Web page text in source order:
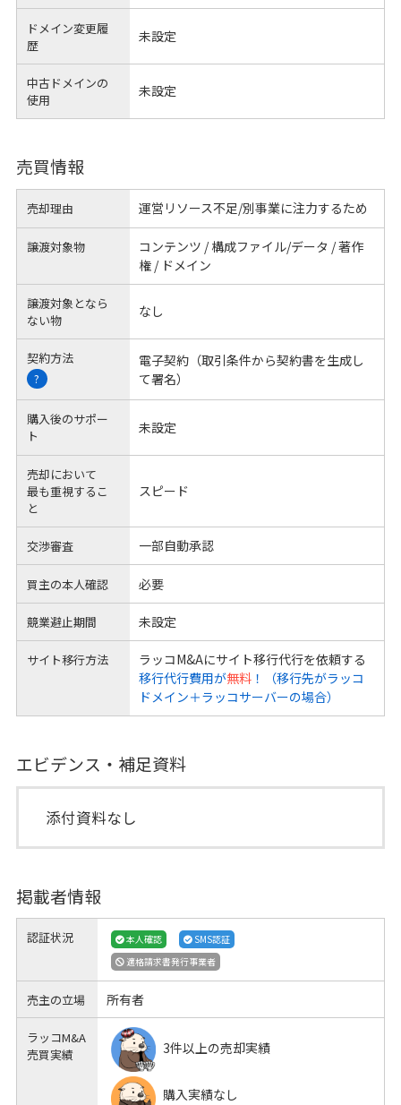
ドメイン変更履
歴
未設定
中古ドメインの
使用
未設定
売買情報
売却理由 運営リソース不足/別事業に注力するため
譲渡対象物
コンテンツ / 構成ファイル/データ / 著作
権 / ドメイン
譲渡対象となら
ない物
なし
契約方法
?
電子契約（取引条件から契約書を生成し
て署名）
購入後のサポー
ト
未設定
売却において
最も重視するこ
と
スピード
交渉審査 一部自動承認
買主の本人確認 必要
競業避止期間 未設定
サイト移行方法
ラッコM&Aにサイト移行代行を依頼する
移行代行費用が無料！（移行先がラッコ
ドメイン＋ラッコサーバーの場合）
エビデンス・補足資料
添付資料なし
掲載者情報
認証状況 本人確認
SMS認証
適格請求書発行事業者
売主の立場 所有者
ラッコM&A
売買実績
3件以上の売却実績
購入実績なし